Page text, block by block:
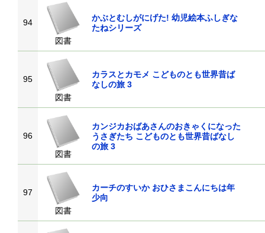
94
図書
かぶとむしがにげた! 幼児絵本ふしぎな
たねシリーズ
95
図書
カラスとカモメ こどものとも世界昔ば
なしの旅 3
96
図書
カンジカおばあさんのおきゃくになった
うさぎたち こどものとも世界昔ばなし
の旅 3
97
図書
カーチのすいか おひさまこんにちは年
少向